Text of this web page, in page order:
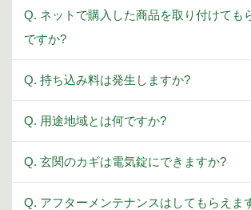
Q. ネットで購入した商品を取り付けても
ですか?
Q. 持ち込み料は発生しますか?
Q. 用途地域とは何ですか?
Q. 玄関のカギは電気錠にできますか?
Q. アフターメンテナンスはしてもらえま